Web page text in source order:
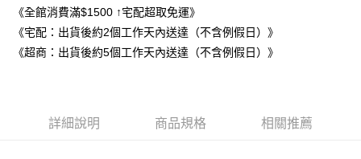
後付繳納相關費用。
※ 交易是否成功請以「AFTEE先享後付 」之結帳頁面顯示為準，若有關於
是否繳費成功／繳費後需取消欲退款等相關疑問，請聯繫「AFTEE先享後付
客戶支援中心」https://netprotections.freshdesk.com/support/home
權轉讓予恩沛科技股份有限公司。
《全館消費滿$1500 ↑宅配超取免運》
《宅配：出貨後約2個工作天內送達（不含例假日）》
《超商：出貨後約5個工作天內送達（不含例假日）》
詳細說明 商品規格 相關推薦